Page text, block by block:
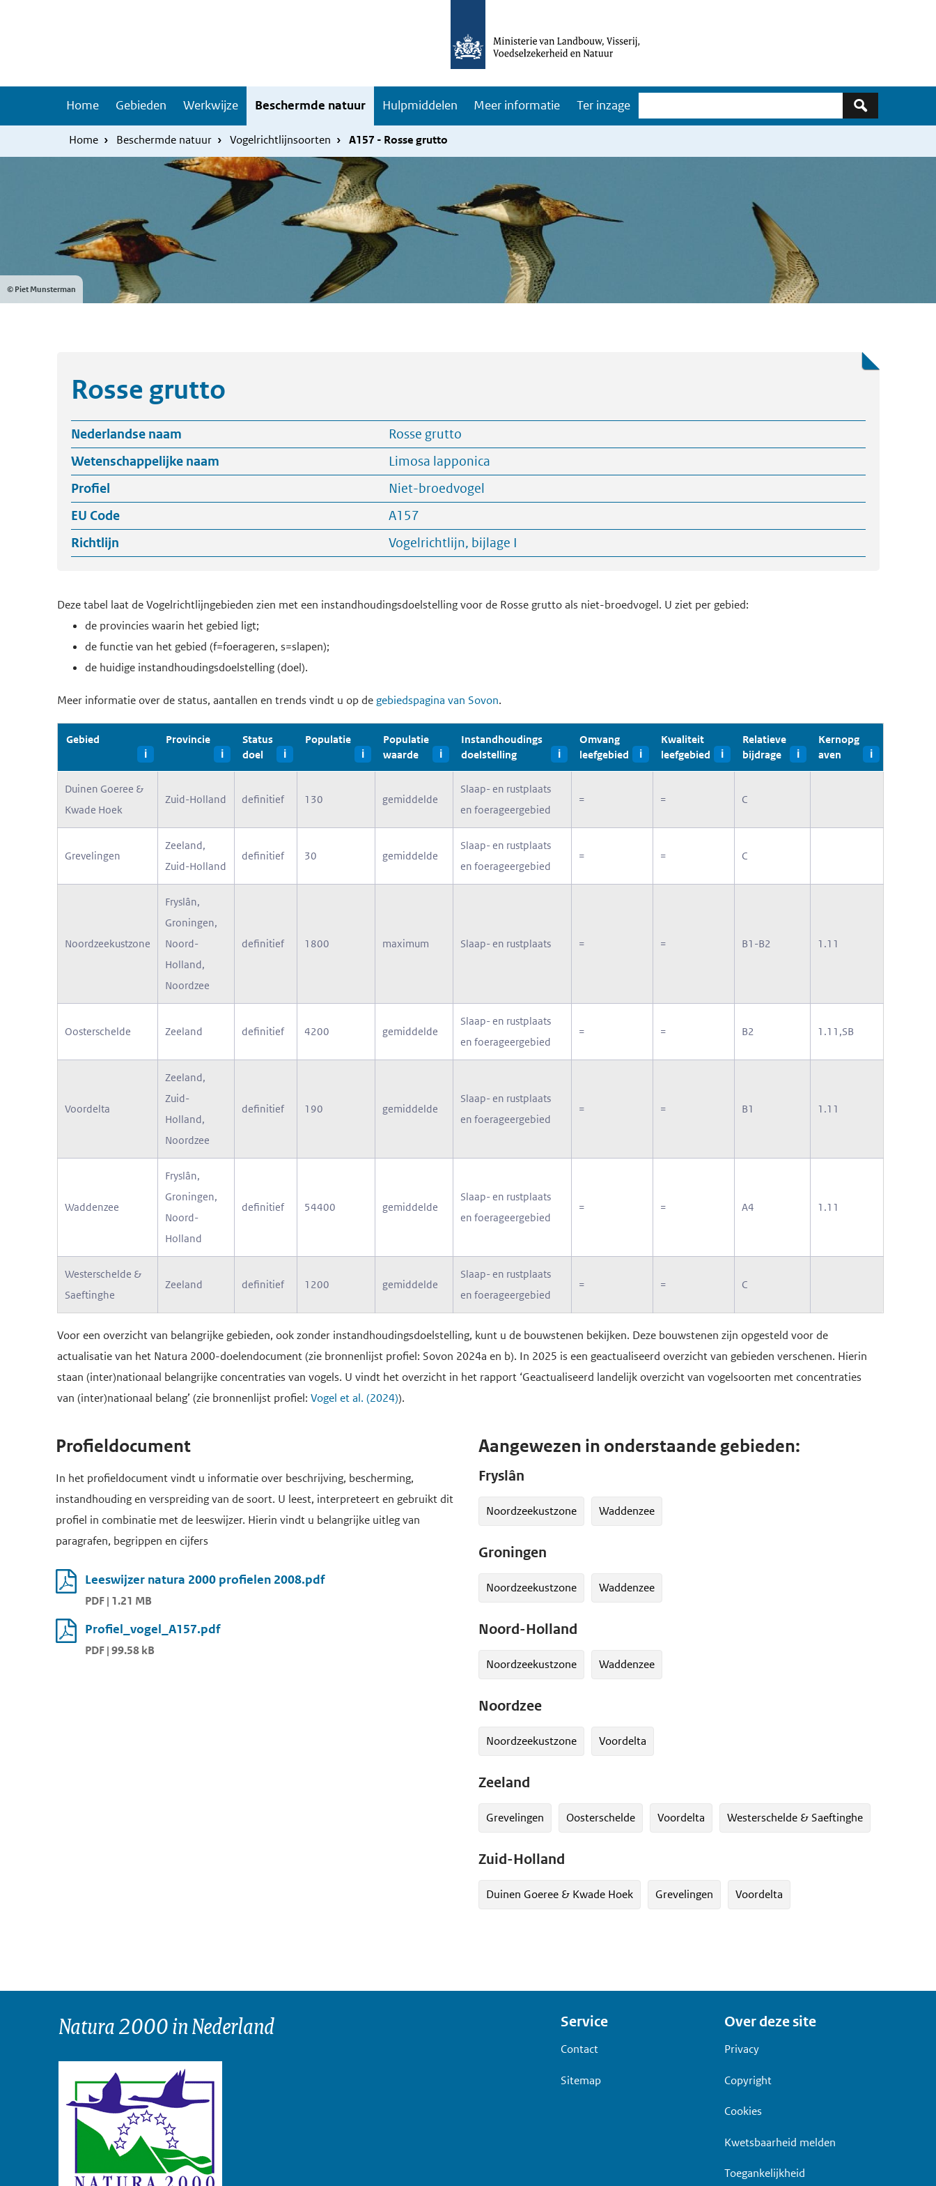
Hoofdnavigatie
Home Gebieden Werkwijze Beschermde natuur Hulpmiddelen Meer informatie Ter inzage
Zoeken
Home Beschermde natuur Vogelrichtlijnsoorten A157 - Rosse grutto
© Piet Munsterman
Rosse grutto
Nederlandse naam
Rosse grutto
Wetenschappelijke naam
Limosa lapponica
Profiel
Niet-broedvogel
EU Code
A157
Richtlijn
Vogelrichtlijn, bijlage I
Deze tabel laat de Vogelrichtlijngebieden zien met een instandhoudingsdoelstelling voor de Rosse grutto als niet-broedvogel. U ziet per gebied:
de provincies waarin het gebied ligt;
de functie van het gebied (f=foerageren, s=slapen);
de huidige instandhoudingsdoelstelling (doel).
Meer informatie over de status, aantallen en trends vindt u op de gebiedspagina van Sovon.
Gebied
i
Provincie
i
Status
doel
i
Populatie
i
Populatie
waarde
i
Instandhoudings
doelstelling
i
Omvang
leefgebied
i
Kwaliteit
leefgebied
i
Relatieve
bijdrage
i
Kernopg
aven
i
Duinen Goeree &
Kwade Hoek
Zuid-Holland definitief 130 gemiddelde
Slaap- en rustplaats
en foerageergebied
= = C
Grevelingen
Zeeland,
Zuid-Holland
definitief 30 gemiddelde
Slaap- en rustplaats
en foerageergebied
= = C
Noordzeekustzone
Fryslân,
Groningen,
Noord-
Holland,
Noordzee
definitief 1800 maximum Slaap- en rustplaats = = B1-B2 1.11
Oosterschelde Zeeland definitief 4200 gemiddelde
Slaap- en rustplaats
en foerageergebied
= = B2 1.11,SB
Voordelta
Zeeland,
Zuid-
Holland,
Noordzee
definitief 190 gemiddelde
Slaap- en rustplaats
en foerageergebied
= = B1 1.11
Waddenzee
Fryslân,
Groningen,
Noord-
Holland
definitief 54400 gemiddelde
Slaap- en rustplaats
en foerageergebied
= = A4 1.11
Westerschelde &
Saeftinghe
Zeeland definitief 1200 gemiddelde
Slaap- en rustplaats
en foerageergebied
= = C
Voor een overzicht van belangrijke gebieden, ook zonder instandhoudingsdoelstelling, kunt u de bouwstenen bekijken. Deze bouwstenen zijn opgesteld voor de
actualisatie van het Natura 2000-doelendocument (zie bronnenlijst profiel: Sovon 2024a en b). In 2025 is een geactualiseerd overzicht van gebieden verschenen. Hierin
staan (inter)nationaal belangrijke concentraties van vogels. U vindt het overzicht in het rapport ‘Geactualiseerd landelijk overzicht van vogelsoorten met concentraties
van (inter)nationaal belang’ (zie bronnenlijst profiel: Vogel et al. (2024)).
Profieldocument
In het profieldocument vindt u informatie over beschrijving, bescherming,
instandhouding en verspreiding van de soort. U leest, interpreteert en gebruikt dit
profiel in combinatie met de leeswijzer. Hierin vindt u belangrijke uitleg van
paragrafen, begrippen en cijfers
Leeswijzer natura 2000 profielen 2008.pdf
PDF | 1.21 MB
Profiel_vogel_A157.pdf
PDF | 99.58 kB
Aangewezen in onderstaande gebieden:
Fryslân
Noordzeekustzone Waddenzee
Groningen
Noordzeekustzone Waddenzee
Noord-Holland
Noordzeekustzone Waddenzee
Noordzee
Noordzeekustzone Voordelta
Zeeland
Grevelingen Oosterschelde Voordelta Westerschelde & Saeftinghe
Zuid-Holland
Duinen Goeree & Kwade Hoek Grevelingen Voordelta
Natura 2000 in Nederland Voet
Service
Contact
Sitemap
Over deze site
Privacy
Copyright
Cookies
Kwetsbaarheid melden
Toegankelijkheid